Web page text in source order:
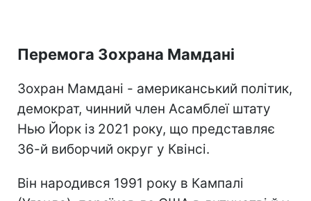
Перемога Зохрана Мамдані
Зохран Мамдані - американський політик,
демократ, чинний член Асамблеї штату
Нью Йорк із 2021 року, що представляє
36-й виборчий округ у Квінсі.
Він народився 1991 року в Кампалі